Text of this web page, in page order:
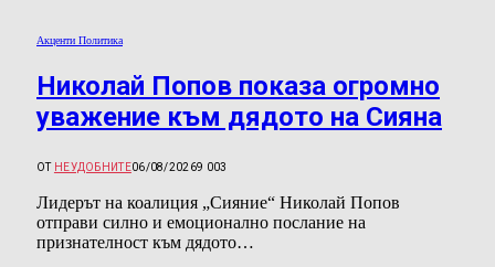
Акценти Политика
Николай Попов показа огромно
уважение към дядото на Сияна
ОТ НЕУДОБНИТЕ06/08/20269 003
Лидерът на коалиция „Сияние“ Николай Попов
отправи силно и емоционално послание на
признателност към дядото…